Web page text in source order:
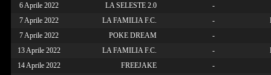
6 Aprile 2022
LA SELESTE 2.0
-
7 Aprile 2022
LA FAMILIA F.C. -
7 Aprile 2022
POKE DREAM
-
13 Aprile 2022
LA FAMILIA F.C. -
14 Aprile 2022
FREEJAKE
-